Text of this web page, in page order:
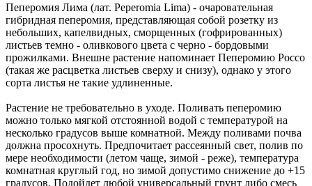
Пеперомия Лима (лат. Peperomia Lima) - очаровательная
гибридная пеперомия, представляющая собой розетку из
небольших, капелвидных, сморщенных (гофрированных)
листьев темно - оливкового цвета с черно - бордовыми
прожилками. Внешне растение напоминает Пеперомию Россо
(такая же расцветка листьев сверху и снизу), однако у этого
сорта листья не такие удлиненные.
Растение не требовательно в уходе. Поливать пеперомию
можно только мягкой отстоянной водой с температурой на
несколько градусов выше комнатной. Между поливами почва
должна просохнуть. Предпочитает рассеянный свет, полив по
мере необходимости (летом чаще, зимой - реже), температура
комнатная круглый год, но зимой допустимо снижение до +15
градусов. Подойдет любой универсальный грунт либо смесь